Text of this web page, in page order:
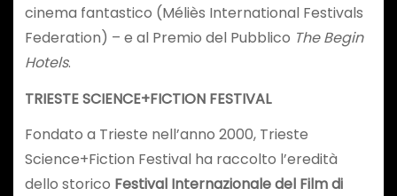
cinema fantastico (Méliès International Festivals
Federation) – e al Premio del Pubblico The Begin
Hotels.
TRIESTE SCIENCE+FICTION FESTIVAL
Fondato a Trieste nell’anno 2000, Trieste
Science+Fiction Festival ha raccolto l’eredità
dello storico Festival Internazionale del Film di